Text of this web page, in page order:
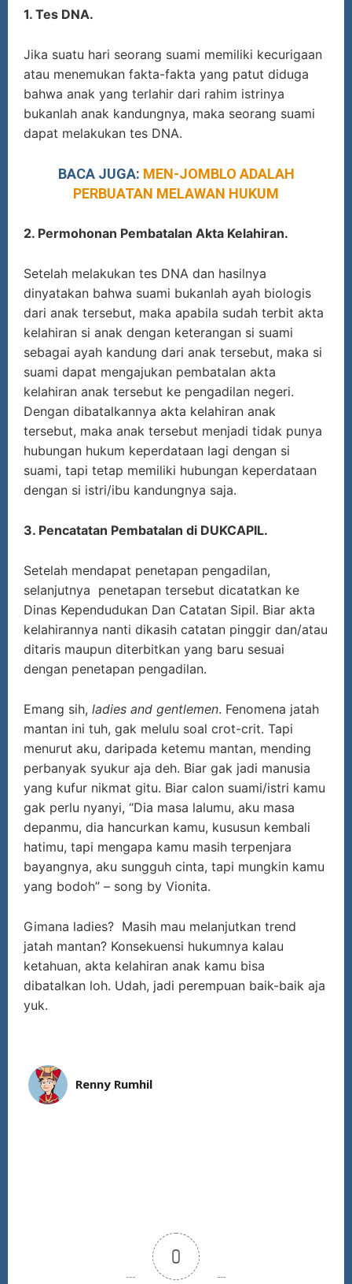
1. Tes DNA.
Jika suatu hari seorang suami memiliki kecurigaan
atau menemukan fakta-fakta yang patut diduga
bahwa anak yang terlahir dari rahim istrinya
bukanlah anak kandungnya, maka seorang suami
dapat melakukan tes DNA.
BACA JUGA: MEN-JOMBLO ADALAH
PERBUATAN MELAWAN HUKUM
2. Permohonan Pembatalan Akta Kelahiran.
Setelah melakukan tes DNA dan hasilnya
dinyatakan bahwa suami bukanlah ayah biologis
dari anak tersebut, maka apabila sudah terbit akta
kelahiran si anak dengan keterangan si suami
sebagai ayah kandung dari anak tersebut, maka si
suami dapat mengajukan pembatalan akta
kelahiran anak tersebut ke pengadilan negeri.
Dengan dibatalkannya akta kelahiran anak
tersebut, maka anak tersebut menjadi tidak punya
hubungan hukum keperdataan lagi dengan si
suami, tapi tetap memiliki hubungan keperdataan
dengan si istri/ibu kandungnya saja.
3. Pencatatan Pembatalan di DUKCAPIL.
Setelah mendapat penetapan pengadilan,
selanjutnya penetapan tersebut dicatatkan ke
Dinas Kependudukan Dan Catatan Sipil. Biar akta
kelahirannya nanti dikasih catatan pinggir dan/atau
ditaris maupun diterbitkan yang baru sesuai
dengan penetapan pengadilan.
Emang sih, ladies and gentlemen. Fenomena jatah
mantan ini tuh, gak melulu soal crot-crit. Tapi
menurut aku, daripada ketemu mantan, mending
perbanyak syukur aja deh. Biar gak jadi manusia
yang kufur nikmat gitu. Biar calon suami/istri kamu
gak perlu nyanyi, “Dia masa lalumu, aku masa
depanmu, dia hancurkan kamu, kususun kembali
hatimu, tapi mengapa kamu masih terpenjara
bayangnya, aku sungguh cinta, tapi mungkin kamu
yang bodoh” – song by Vionita.
Gimana ladies? Masih mau melanjutkan trend
jatah mantan? Konsekuensi hukumnya kalau
ketahuan, akta kelahiran anak kamu bisa
dibatalkan loh. Udah, jadi perempuan baik-baik aja
yuk.
Renny Rumhil
0